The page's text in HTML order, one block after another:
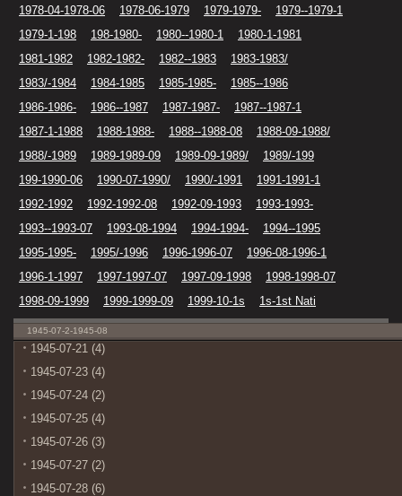
1978-04-1978-06
1978-06-1979 1979-1979-
1979--1979-1
1979-1-198
198-1980- 1980--1980-1
1980-1-1981
1981-1982
1982-1982- 1982--1983
1983-1983/
1983/-1984
1984-1985 1985-1985-
1985--1986
1986-1986-
1986--1987 1987-1987-
1987--1987-1
1987-1-1988
1988-1988- 1988--1988-08
1988-09-1988/
1988/-1989
1989-1989-09 1989-09-1989/
1989/-199
199-1990-06
1990-07-1990/ 1990/-1991
1991-1991-1
1992-1992
1992-1992-08 1992-09-1993
1993-1993-
1993--1993-07
1993-08-1994 1994-1994-
1994--1995
1995-1995-
1995/-1996 1996-1996-07
1996-08-1996-1
1996-1-1997
1997-1997-07 1997-09-1998
1998-1998-07
1998-09-1999
1999-1999-09 1999-10-1s 1s-1st Nati
1945-07-2-1945-08
1945-07-21 (4)
1945-07-23 (4)
1945-07-24 (2)
1945-07-25 (4)
1945-07-26 (3)
1945-07-27 (2)
1945-07-28 (6)